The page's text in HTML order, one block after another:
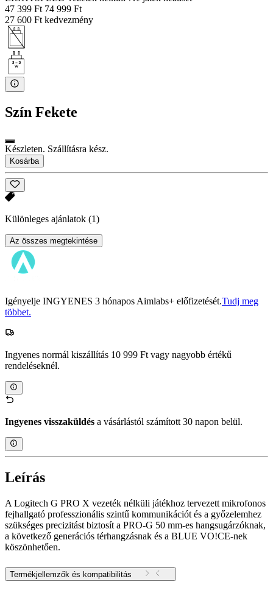
47 399 Ft 74 999 Ft
27 600 Ft kedvezmény
Szín Fekete
Készleten. Szállításra kész.
Kosárba
Különleges ajánlatok (1)
Az összes megtekintése
Igényelje INGYENES 3 hónapos Aimlabs+ előfizetését.Tudj meg
többet.
Ingyenes normál kiszállítás 10 999 Ft vagy nagyobb értékű
rendeléseknél.
Ingyenes visszaküldés a vásárlástól számított 30 napon belül.
Leírás
A Logitech G PRO X vezeték nélküli játékhoz tervezett mikrofonos
fejhallgató professzionális szintű kommunikációt és a győzelemhez
szükséges precizitást biztosít a PRO-G 50 mm-es hangsugárzóknak,
a következő generációs térhangzásnak és a BLUE VO!CE-nek
köszönhetően.
Termékjellemzők és kompatibilitás